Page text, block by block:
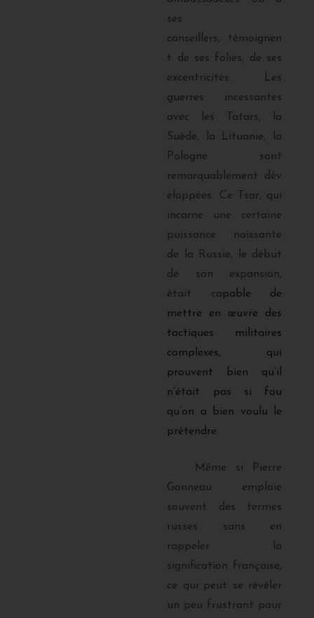
ses
conseillers, témoignen
t de ses folies, de ses
excentricités. Les
guerres incessantes
avec les Tatars, la
Suède, la Lituanie, la
Pologne sont
remarquablement dév
eloppées. Ce Tsar, qui
incarne une certaine
puissance naissante
de la Russie, le début
de son expansion,
était capable de
mettre en œuvre des
tactiques militaires
complexes, qui
prouvent bien qu’il
n’était pas si fou
qu’on a bien voulu le
prétendre.
Même si Pierre
Gonneau emploie
souvent des termes
russes sans en
rappeler la
signification française,
ce qui peut se révéler
un peu frustrant pour